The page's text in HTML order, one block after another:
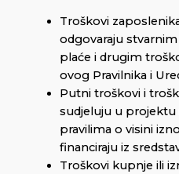
Troškovi
odgovaraju
plaće i drugim
ovog Pravilnika i
Putni troškovi i
sudjeluju u projektu
pravilima o visini
financiraju iz
Troškovi kupnje ili